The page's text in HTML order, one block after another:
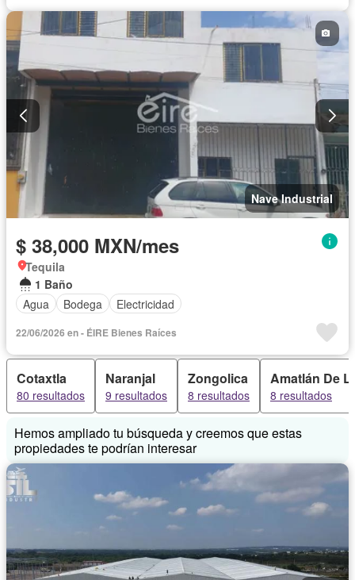
Nave Industrial
$ 38,000 MXN/mes
Tequila
1 Baño
Agua
Bodega Electricidad
22/06/2026 en - ÉIRE Bienes Raíces
Cotaxtla
80 resultados
Naranjal
9 resultados
Zongolica
8 resultados
Amatlán De
8 resultados
Hemos ampliado tu búsqueda y creemos que estas
propiedades te podrían interesar